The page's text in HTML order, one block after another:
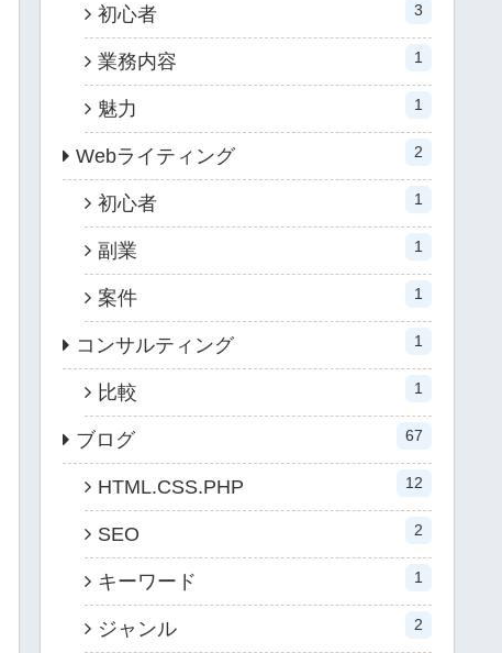
初心者 3
業務内容 1
魅力 1
Webライティング 2
初心者 1
副業 1
案件 1
コンサルティング 1
比較 1
ブログ 67
HTML.CSS.PHP 12
SEO 2
キーワード 1
ジャンル 2